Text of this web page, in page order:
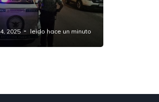
retenes falsos en
Amozoc, Puebla
2025 leido hace un minuto